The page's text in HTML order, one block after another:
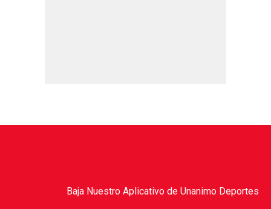
Baja Nuestro Aplicativo de Unanimo Deportes